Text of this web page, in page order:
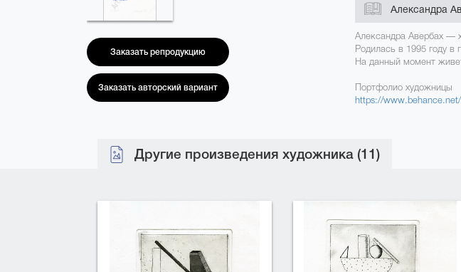
Заказать репродукцию
Заказать авторский вариант
Александра
Александра Авербах —
Родилась в 1995 году
На данный момент
Портфолио художницы
https://
Другие произведения художника (11)